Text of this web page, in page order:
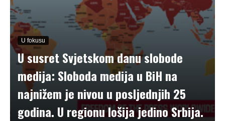
U fokusu
U susret Svjetskom danu slobode
medija: Sloboda medija u BiH na
najnižem je nivou u posljednjih 25
godina. U regionu lošija jedino Srbija.